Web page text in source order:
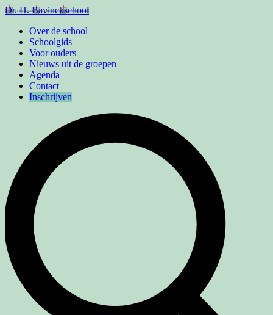
Dr. H. Bavinckschool
Over de school
Schoolgids
Voor ouders
Nieuws uit de groepen
Agenda
Contact
Inschrijven